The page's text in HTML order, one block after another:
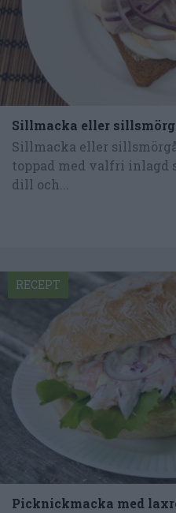
Sillmacka eller
Sillmacka eller
toppad med valfri inlagd
dill och...
Picknickmacka med
RECEPT